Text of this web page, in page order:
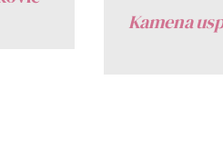
Kamena